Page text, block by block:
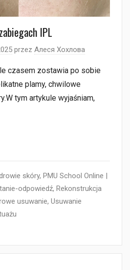
IPL
przez Алеся Хохлова
czasem zostawia po sobie
plamy, chwilowe
tym artykule wyjaśniam,
skóry, PMU School Online |
odpowiedź, Rekonstrukcja
usuwanie, Usuwanie